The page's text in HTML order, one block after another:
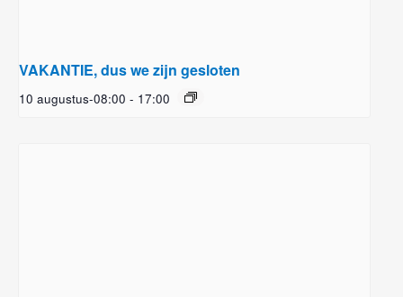
VAKANTIE, dus we zijn gesloten
10 augustus-08:00 - 17:00